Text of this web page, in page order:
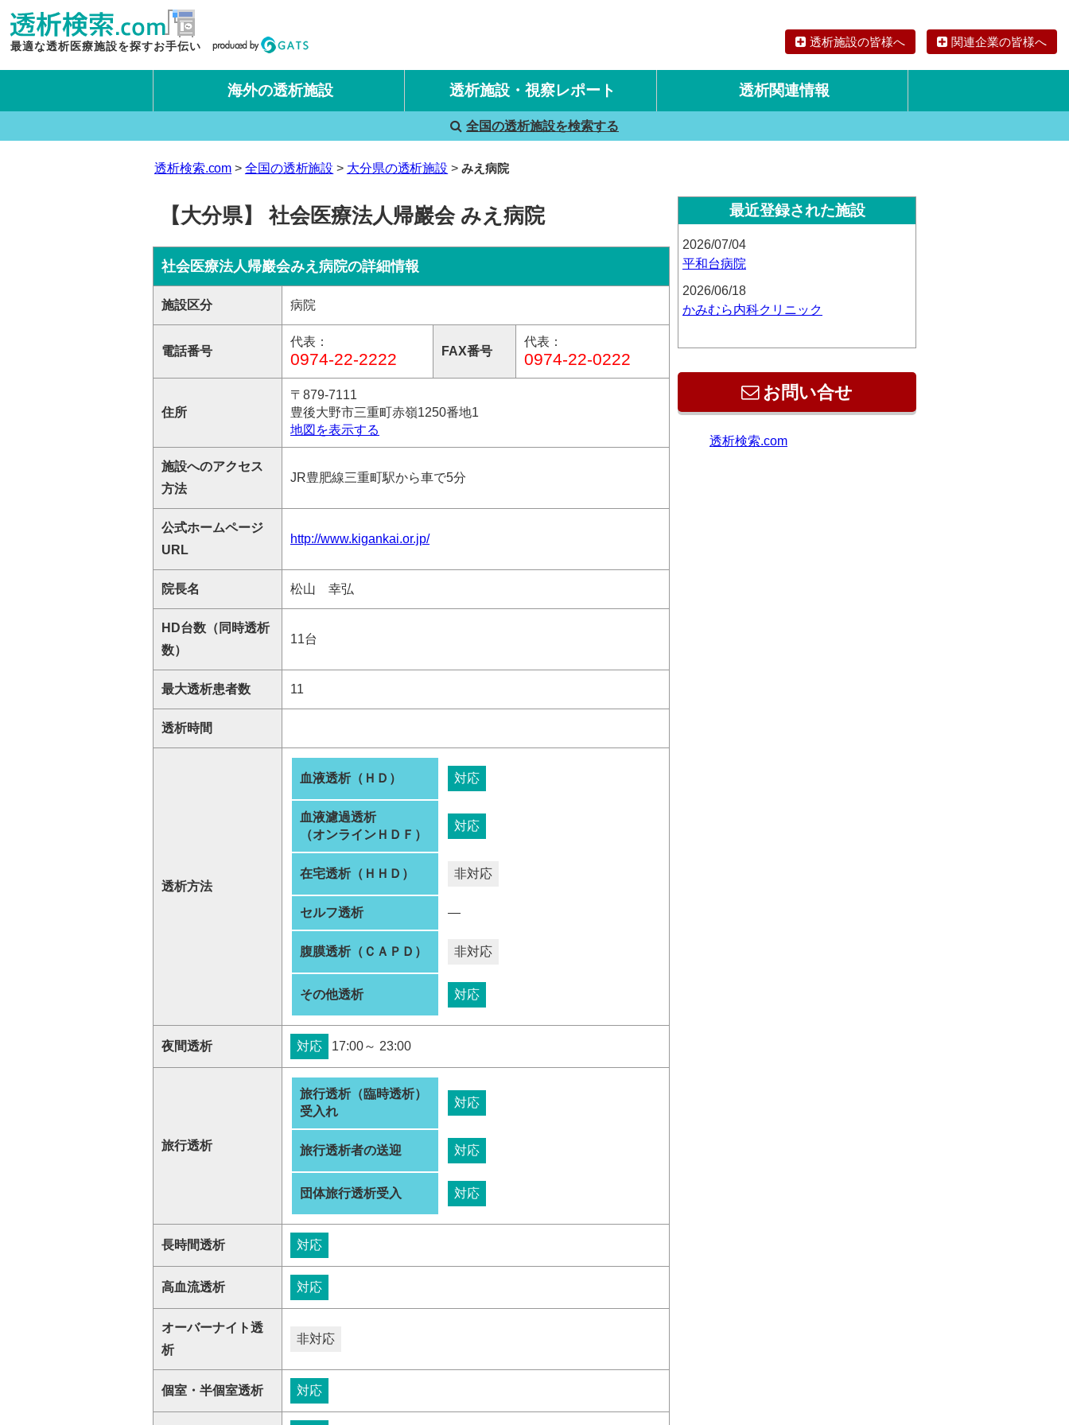
最適な透析医療施設を探すお手伝い 透析施設の皆様へ 関連企業の皆様へ
海外の透析施設 透析施設・視察レポート
国内旅行透析レポート
海外旅行透析レポート
透析関連情報
全国の透析施設を検索する
透析検索.com 全国の透析施設 大分県の透析施設 みえ病院
【大分県】 社会医療法人帰巖会 みえ病院
社会医療法人帰巖会みえ病院の詳細情報
施設区分 病院
電話番号
代表：
0974-22-2222 FAX番号
代表：
0974-22-0222
住所
〒879-7111
豊後大野市三重町赤嶺1250番地1
地図を表示する
施設へのアクセス
方法
JR豊肥線三重町駅から車で5分
公式ホームページ
URL
http://www.kigankai.or.jp/
院長名 松山 幸弘
HD台数（同時透析
数）
11台
最大透析患者数 11
透析時間
透析方法
血液透析（ＨＤ） 対応
血液濾過透析
（オンラインＨＤＦ）
対応
在宅透析（ＨＨＤ） 非対応
セルフ透析 ―
腹膜透析（ＣＡＰＤ） 非対応
その他透析 対応
夜間透析 対応 17:00～ 23:00
旅行透析
旅行透析（臨時透析）
受入れ
対応
旅行透析者の送迎 対応
団体旅行透析受入 対応
長時間透析 対応
高血流透析 対応
オーバーナイト透
析
非対応
個室・半個室透析 対応
最近登録された施設
2026/07/04
平和台病院
2026/06/18
かみむら内科クリニック
お問い合せ